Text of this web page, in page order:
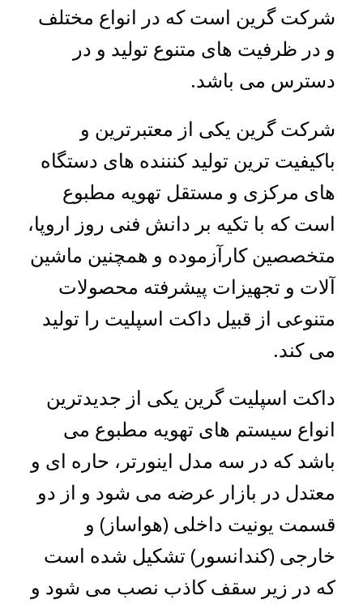
شرکت گرین است که در انواع مختلف
و در ظرفیت های متنوع تولید و در
دسترس می باشد.
شرکت گرین یکی از معتبرترین و
باکیفیت ترین تولید کنننده های دستگاه
های مرکزی و مستقل تهویه مطبوع
است که با تکیه بر دانش فنی روز اروپا،
متخصصین کارآزموده و همچنین ماشین
آلات و تجهیزات پیشرفته محصولات
متنوعی از قبیل داکت اسپلیت را تولید
می کند.
داکت اسپلیت گرین یکی از جدیدترین
انواع سیستم های تهویه مطبوع می
باشد که در سه مدل اینورتر، حاره ای و
معتدل در بازار عرضه می شود و از دو
قسمت یونیت داخلی (هواساز) و
خارجی (کندانسور) تشکیل شده است
که در زیر سقف کاذب نصب می شود و